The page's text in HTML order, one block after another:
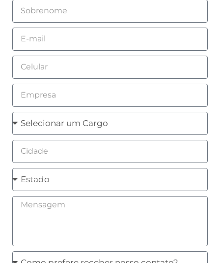
Sobrenome
Email
Celular
Empresa
Cargo
Cidade
Estado
Mensagem
Como